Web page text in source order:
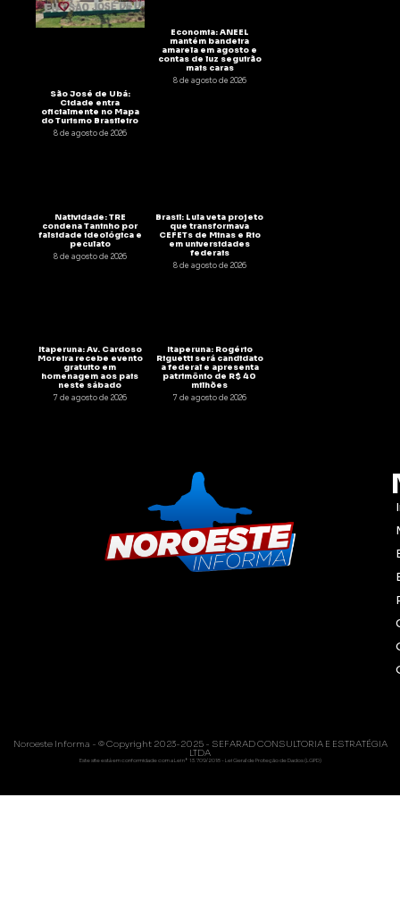
São José de Ubá:
Cidade entra
oficialmente no Mapa
do Turismo Brasileiro
8 de agosto de 2026
Economia: ANEEL
mantém bandeira
amarela em agosto e
contas de luz seguirão
mais caras
8 de agosto de 2026
Natividade: TRE
condena Taninho por
falsidade ideológica e
peculato
8 de agosto de 2026
Brasil: Lula veta projeto
que transformava
CEFETs de Minas e Rio
em universidades
federais
8 de agosto de 2026
Itaperuna: Av. Cardoso
Moreira recebe evento
gratuito em
homenagem aos pais
neste sábado
7 de agosto de 2026
Itaperuna: Rogério
Riguetti será candidato
a federal e apresenta
patrimônio de R$ 40
milhões
7 de agosto de 2026
Noroeste Informa - © Copyright 2023-2025 - SEFARAD CONSULTORIA E ESTRATÉGIA
LTDA
Este site está em conformidade com a Lei nº 13.709/2018 - Lei Geral de Proteção de Dados (LGPD)